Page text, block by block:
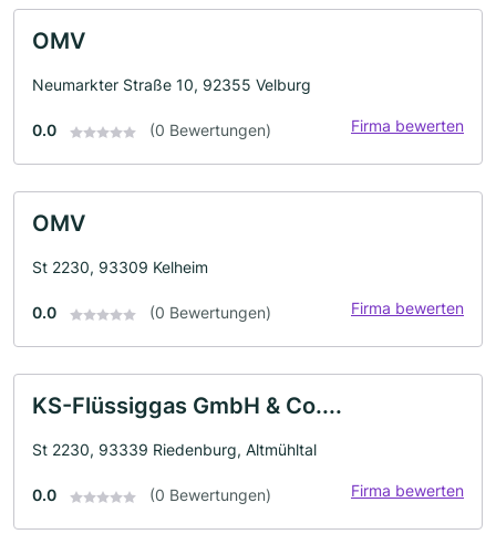
OMV
Neumarkter Straße 10, 92355 Velburg
0.0 (0 Bewertungen) Firma bewerten
OMV
St 2230, 93309 Kelheim
0.0 (0 Bewertungen) Firma bewerten
KS-Flüssiggas GmbH & Co....
St 2230, 93339 Riedenburg, Altmühltal
0.0 (0 Bewertungen) Firma bewerten